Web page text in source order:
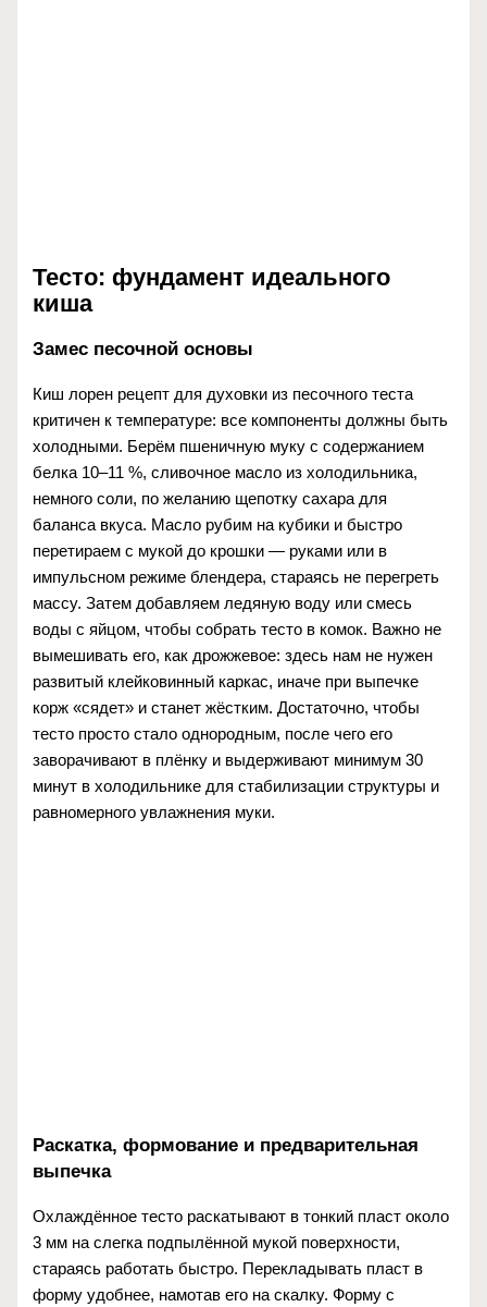
Тесто: фундамент идеального
киша
Замес песочной основы
Киш лорен рецепт для духовки из песочного теста
критичен к температуре: все компоненты должны быть
холодными. Берём пшеничную муку с содержанием
белка 10–11 %, сливочное масло из холодильника,
немного соли, по желанию щепотку сахара для
баланса вкуса. Масло рубим на кубики и быстро
перетираем с мукой до крошки — руками или в
импульсном режиме блендера, стараясь не перегреть
массу. Затем добавляем ледяную воду или смесь
воды с яйцом, чтобы собрать тесто в комок. Важно не
вымешивать его, как дрожжевое: здесь нам не нужен
развитый клейковинный каркас, иначе при выпечке
корж «сядет» и станет жёстким. Достаточно, чтобы
тесто просто стало однородным, после чего его
заворачивают в плёнку и выдерживают минимум 30
минут в холодильнике для стабилизации структуры и
равномерного увлажнения муки.
Раскатка, формование и предварительная
выпечка
Охлаждённое тесто раскатывают в тонкий пласт около
3 мм на слегка подпылённой мукой поверхности,
стараясь работать быстро. Перекладывать пласт в
форму удобнее, намотав его на скалку. Форму с